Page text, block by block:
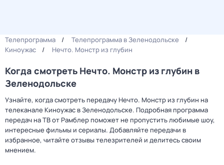
Телепрограмма
Телепрограмма в Зеленодольске
Киноужас
Нечто. Монстр из глубин
Когда смотреть Нечто. Монстр из глубин в
Зеленодольске
Узнайте, когда смотреть передачу Нечто. Монстр из глубин на
телеканале Киноужас в Зеленодольске. Подробная программа
передач на ТВ от Рамблер поможет не пропустить любимые шоу,
интересные фильмы и сериалы. Добавляйте передачи в
избранное, читайте отзывы телезрителей и делитесь своим
мнением.